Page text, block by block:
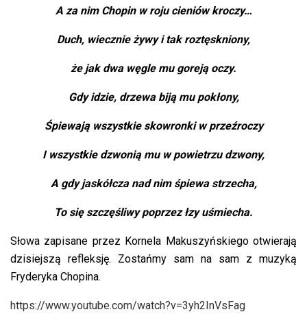
A za nim Chopin w roju cieniów kroczy…
Duch, wiecznie żywy i tak roztęskniony,
że jak dwa węgle mu goreją oczy.
Gdy idzie, drzewa biją mu pokłony,
Śpiewają wszystkie skowronki w przeźroczy
I wszystkie dzwonią mu w powietrzu dzwony,
A gdy jaskółcza nad nim śpiewa strzecha,
To się szczęśliwy poprzez łzy uśmiecha.
Słowa zapisane przez Kornela Makuszyńskiego otwierają
dzisiejszą refleksję. Zostańmy sam na sam z muzyką
Fryderyka Chopina.
https://www.youtube.com/watch?v=3yh2InVsFag